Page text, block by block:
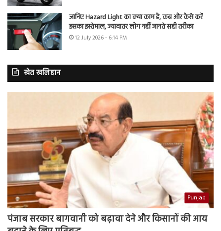
जानिए Hazard Light का क्या काम है, कब और कैसे करें
इसका इस्तेमाल, ज्यादातर लोग नहीं जानते सही तरीका
12 July 2026 - 6:14 PM
खेत खलिहान
Punjab
पंजाब सरकार बागवानी को बढ़ावा देने और किसानों की आय